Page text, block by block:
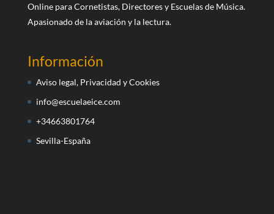
Online para Cornetistas, Directores y Escuelas de Música.
Apasionado de la aviación y la lectura.
Información
Aviso legal, Privacidad y Cookies
info@escuelaeice.com
+34663801764
Sevilla-España